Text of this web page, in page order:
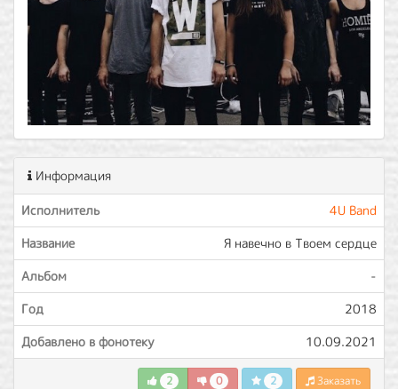
Информация
Исполнитель
4U Band
Название
Я навечно в Твоем сердце
Альбом
-
Год
2018
Добавлено в фонотеку
10.09.2021
2 0 2 Заказать